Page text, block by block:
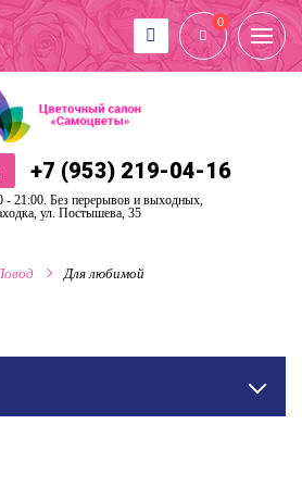
+7 (953) 219-04-16
- 21:00. Без перерывов и выходных,
ул. Постышева, 35
0
Для любимой